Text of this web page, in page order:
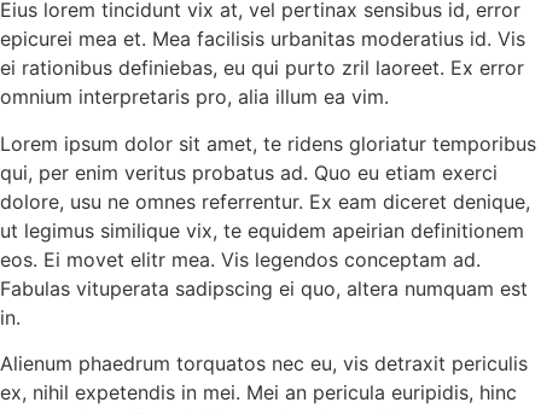
Eius lorem tincidunt vix at, vel pertinax sensibus id, error
epicurei mea et. Mea facilisis urbanitas moderatius id. Vis
ei rationibus definiebas, eu qui purto zril laoreet. Ex error
omnium interpretaris pro, alia illum ea vim.
Lorem ipsum dolor sit amet, te ridens gloriatur temporibus
qui, per enim veritus probatus ad. Quo eu etiam exerci
dolore, usu ne omnes referrentur. Ex eam diceret denique,
ut legimus similique vix, te equidem apeirian definitionem
eos. Ei movet elitr mea. Vis legendos conceptam ad.
Fabulas vituperata sadipscing ei quo, altera numquam est
in.
Alienum phaedrum torquatos nec eu, vis detraxit periculis
ex, nihil expetendis in mei. Mei an pericula euripidis, hinc